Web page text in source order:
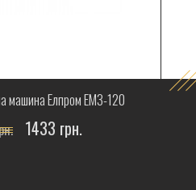
машина Елпром ЕМЗ-120
1433 грн.